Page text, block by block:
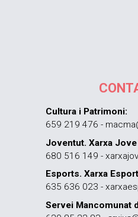
Cultura i Patrimoni:
659 219 476 -
Joventut. Xarxa Jove
680 516 149 -
Esports. Xarxa
635 636 023 -
Servei Mancomunat